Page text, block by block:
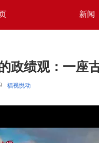
新闻
政绩观：一座
福视悦动